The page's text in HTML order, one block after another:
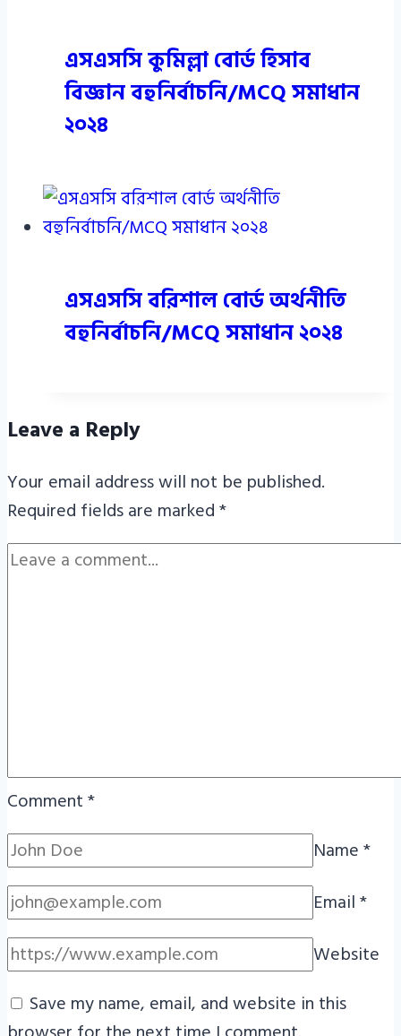
এসএসসি কুমিল্লা বোর্ড হিসাব
বিজ্ঞান বহুনির্বাচনি/MCQ সমাধান
২০২৪
এসএসসি বরিশাল বোর্ড অর্থনীতি
বহুনির্বাচনি/MCQ সমাধান ২০২৪
Leave a Reply
Your email address will not be published.
Required fields are marked*
Comment*
Name*
Email*
Website
Save my name, email, and website in this